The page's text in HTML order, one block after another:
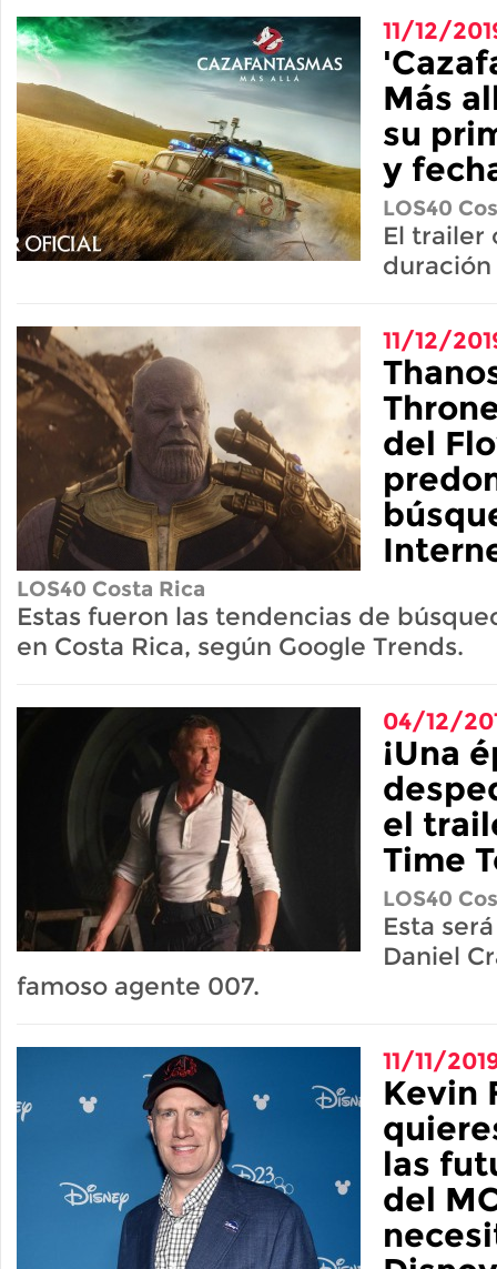
11/12/
Más
su
y
LOS40
El trailer
11/12/
del
LOS40 Costa Rica
Estas fueron las tendencias de
en Costa Rica, según Google Trends.
04/12/
¡Una
el
Time
LOS40
Esta
Daniel
famoso agente 007.
11/11/
Kevin
las
del